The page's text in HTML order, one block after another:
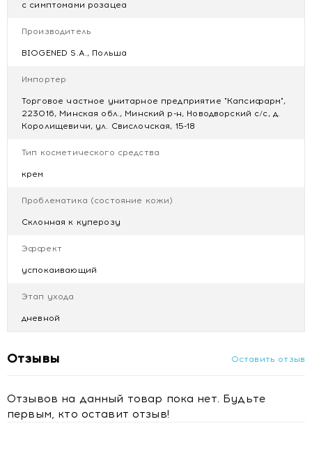
Помогает коже восстановить свои надлежащие
Содержит комплекс фильтров (SPF20)
некомедогенный
Клинически протестировано
Показания: Корректирующий уход за гиперактивной
с симптомами розацеа
Производитель
BIOGENED S.A., Польша
Импортер
Торговое частное унитарное предприятие "Капсифарм",
223016, Минская обл., Минский р-н, Новодворский с/с, д.
Королищевичи, ул. Свислочская, 15-18
Тип косметического средства
крем
Проблематика (состояние кожи)
Склонная к куперозу
Эффект
успокаивающий
Этап ухода
дневной
Отзывы Оставить отзыв
Отзывов на данный товар пока нет. Будьте
первым, кто оставит отзыв!